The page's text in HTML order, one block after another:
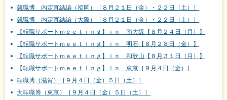
就職博 内定直結編（福岡）［８月２１日（金）・２２日（土）］
就職博 内定直結編（大阪）［８月２１日（金）・２２日（土）］
【転職サポートｍｅｅｔｉｎｇ】ｉｎ 南大阪【８月２４日（月）】
【転職サポートｍｅｅｔｉｎｇ】ｉｎ 明石【８月２８日（金）】
【転職サポートｍｅｅｔｉｎｇ】ｉｎ 和歌山【８月３１日（月）】
【転職サポートｍｅｅｔｉｎｇ】ｉｎ 東京［９月４日（金）］
転職博（滋賀）［９月４日（金）５日（土）］
大転職博（東京）［９月４日（金）５日（土）］